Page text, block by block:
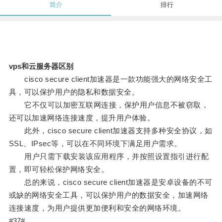
简介 排行
vps和云服务器区别
cisco secure client加速器是一款功能强大的网络安全工
具，可以保护用户的隐私和数据安全。
它不仅可以加密互联网连接，保护用户信息不被窃取，
还可以加速网络连接速度，提升用户体验。
此外，cisco secure client加速器支持多种安全协议，如
SSL、IPsec等，可以在不同环境下满足用户需求。
用户只需下载安装该应用程序，并按照设置指引进行配
置，即可轻松保护网络安全。
总的来说，cisco secure client加速器是安卓设备的不可
或缺的网络安全工具，可以保护用户的数据安全，加速网络
连接速度，为用户提供更加便利和安全的网络环境。